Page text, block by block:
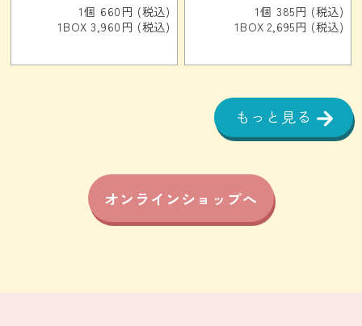
1個 660円 (税込)
1BOX 3,960円 (税込)
1個 385円 (税込)
1BOX 2,695円 (税込)
もっと見る
オンラインショップへ